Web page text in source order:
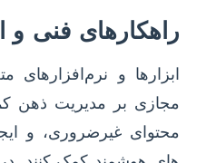
راهکارهای فنی
ابزارها و
مجازی بر مدیریت ذهن
محتوای غیرضروری، و